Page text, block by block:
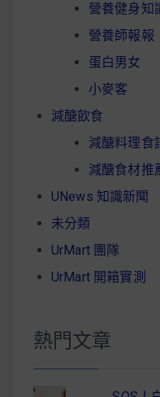
營養健身知
營養師報報
蛋白男女
小麥客
減醣飲食
減醣料理食
減醣食材推
UNews 知識新聞
未分類
UrMart 團隊
UrMart 開箱實測
熱門文章